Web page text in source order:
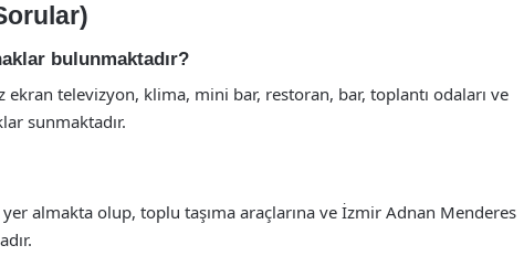
bulunmaktadır?
televizyon, klima, mini bar, restoran, bar, toplantı odaları ve
sunmaktadır.
almakta olup, toplu taşıma araçlarına ve İzmir Adnan Menderes